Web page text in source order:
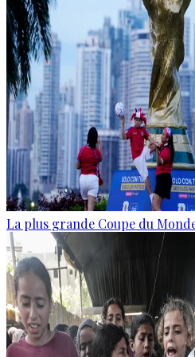
La plus grande Coupe du